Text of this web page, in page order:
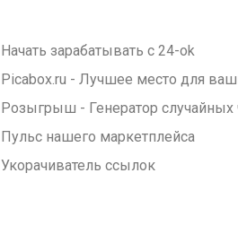
Начать зарабатывать с 24-ok
Picabox.ru - Лучшее место для
Розыгрыш - Генератор случайных
Пульс нашего маркетплейса
Укорачиватель ссылок